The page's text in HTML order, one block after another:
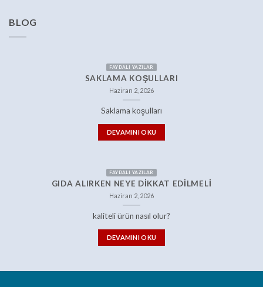
BLOG
FAYDALI YAZILAR
SAKLAMA KOŞULLARI
Haziran 2, 2026
Saklama koşulları
DEVAMINI OKU
FAYDALI YAZILAR
GIDA ALIRKEN NEYE DIKKAT EDILMELI
Haziran 2, 2026
kaliteli ürün nasıl olur?
DEVAMINI OKU